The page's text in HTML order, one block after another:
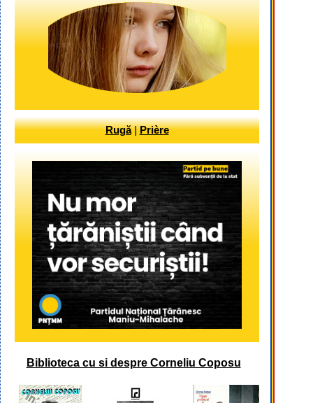
Rugă|Prière
Biblioteca cu si despre Corneliu Coposu